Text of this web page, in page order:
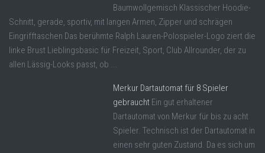
Baumwollgemisch Klassischer Hoodie-
Schnitt, gerade, sportiv, mit langen Armen, Zipper und schrägen
Eingrifftaschen Das berühmte Ralph Lauren-Polospieler-Logo ziert die
linke Brust Lieblingsbasic für Freizeit, Sport, Club Allrounder, der zu
allen Lässig-Looks passt, ob ...
Merkur Dartautomat für 8 Spieler
gebraucht Ein gut erhaltener
Dartautomat von Merkur für bis zu acht
Spieler. Technisch ist der Dartautomat in
einen sehr guten Zustand. Da es sich um